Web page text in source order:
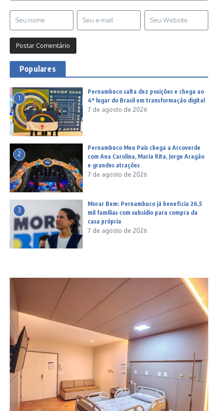
Populares
1
Pernambuco salta dez posições e chega ao
4º lugar do Brasil em transformação digital
7 de agosto de 2026
2
Pernambuco Meu País chega a Arcoverde
com Ana Carolina, Maria Rita, Jorge Aragão
e grandes atrações
7 de agosto de 2026
3
Morar Bem: Pernambuco já beneficia 26,5
mil famílias com subsídio para compra da
casa própria
7 de agosto de 2026